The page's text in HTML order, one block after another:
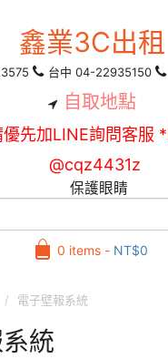
鑫業3C出租
台中 04-22935150
自取地點
先加LINE詢問客服
@cqz4431z
保護眼睛
0 items - NT$0
電子壁報系統
統